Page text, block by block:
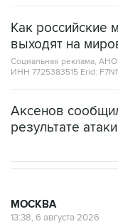
Как российские
выходят на
Социальная реклама,
ИНН 7725383515 Erid:
Аксенов
результате
МОСКВА
13:38, 6 августа 2026